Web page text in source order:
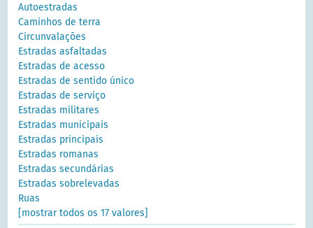
Autoestradas
Caminhos de terra
Circunvalações
Estradas asfaltadas
Estradas de acesso
Estradas de sentido único
Estradas de serviço
Estradas militares
Estradas municipais
Estradas principais
Estradas romanas
Estradas secundárias
Estradas sobrelevadas
Ruas
[mostrar todos os 17 valores]